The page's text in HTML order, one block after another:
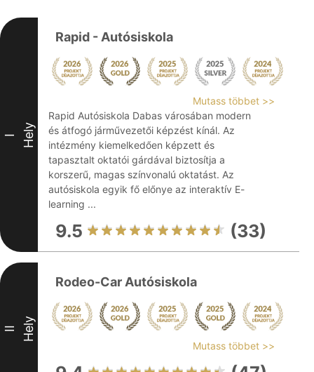
I Hely
Rapid - Autósiskola
Mutass többet >>
Rapid Autósiskola Dabas városában modern
és átfogó járművezetői képzést kínál. Az
intézmény kiemelkedően képzett és
tapasztalt oktatói gárdával biztosítja a
korszerű, magas színvonalú oktatást. Az
autósiskola egyik fő előnye az interaktív E-
learning ...
9.5 (33)
II Hely
Rodeo-Car Autósiskola
Mutass többet >>